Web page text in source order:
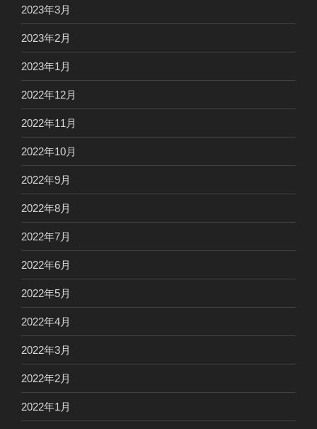
2023年3月
2023年2月
2023年1月
2022年12月
2022年11月
2022年10月
2022年9月
2022年8月
2022年7月
2022年6月
2022年5月
2022年4月
2022年3月
2022年2月
2022年1月